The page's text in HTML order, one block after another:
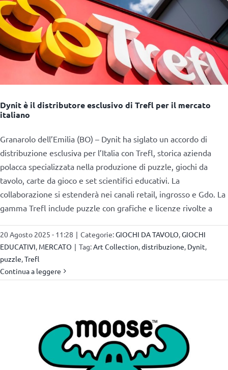
Dynit è il distributore esclusivo di Trefl per il mercato
italiano
Granarolo dell’Emilia (BO) – Dynit ha siglato un accordo di
distribuzione esclusiva per l’Italia con Trefl, storica azienda
polacca specializzata nella produzione di puzzle, giochi da
tavolo, carte da gioco e set scientifici educativi. La
collaborazione si estenderà nei canali retail, ingrosso e Gdo. La
gamma Trefl include puzzle con grafiche e licenze rivolte a
20 Agosto 2025 - 11:28 | Categorie:GIOCHI DA TAVOLO,GIOCHI
EDUCATIVI, MERCATO | Tag:Art Collection,distribuzione, Dynit,
puzzle,Trefl
Continua a leggere